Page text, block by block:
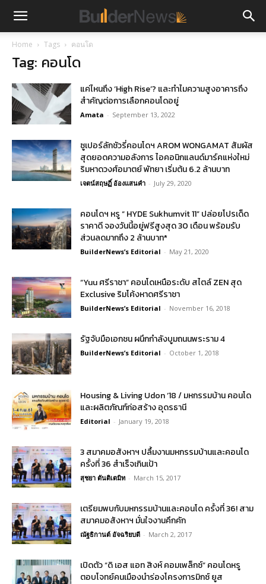
Home Tags คอนโด
Tag: คอนโด
แค่ไหนถึง ‘High Rise’? และทำไมความสูงอาคารถึง
สำคัญต่อการเลือกคอนโดอยู่
Amata - September 13, 2022
ซูเปอร์ลักชัวรี่คอนโดฯ AROM WONGAMAT สัมผัส
สุดยอดความอลังการ ไอคอนิกแลนด์มาร์คแห่งใหม่
ริมหาดวงศ์อมาตย์ พัทยา เริ่มต้น 6.2 ล้านบาท
เจตน์สฤษฏิ์ อ้องแสนคำ - July 29, 2020
คอนโดฯ หรู “ HYDE Sukhumvit 11” ปล่อยโปรเด็ด
ราคาดี จองวันนี้อยู่ฟรีสูงสุด 30 เดือน พร้อมรับ
ส่วนลดมากถึง 2 ล้านบาท*
BuilderNews’s Editorial - May 21, 2020
“Yuu ศรีราชา” คอนโดเหนือระดับ สไตล์ ZEN สุด
Exclusive ริมโค้งหาดศรีราชา
BuilderNews’s Editorial - November 16, 2018
รัฐจับมือเอกชน ผนึกกำลังบูมถนนพระราม 4
BuilderNews’s Editorial - October 1, 2018
Housing & Living Udon ’18 / มหกรรมบ้าน คอนโด
และผลิตภัณฑ์ก่อสร้าง อุดรธานี
Editorial - January 19, 2018
3 สมาคมอสังหาฯ ปลื้มงานมหกรรมบ้านและคอนโด
ครั้งที่ 36 สำเร็จเกินเป้า
สุชยา ตันติเตมิท - March 15, 2017
เตรียมพบกับมหกรรมบ้านและคอนโด ครั้งที่ 36! สาม
สมาคมอสังหาฯ มั่นใจงานคึกคัก
ณัฐธิกานต์ อัจฉริยบดี - March 2, 2017
เปิดตัว “ดิ เอส แอท สิงห์ คอมเพล็กซ์” คอนโดหรู
ตอบโจทย์คนเมืองนำร่องโครงการมิกซ์ ยูส